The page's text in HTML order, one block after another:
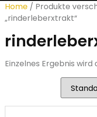
Home / Produkte
„rinderleberxtrakt“
Einzelnes Ergebnis wird